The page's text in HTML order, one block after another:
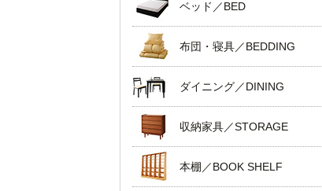
ベッド／BED
布団・寝具／BEDDING
ダイニング／DINING
収納家具／STORAGE
本棚／BOOK SHELF